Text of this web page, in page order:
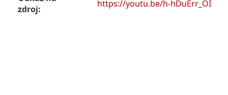
zdroj:
https://youtu.be/h-hDuErr_OI